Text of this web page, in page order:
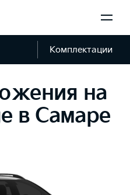
Комплектации
на
в Самаре